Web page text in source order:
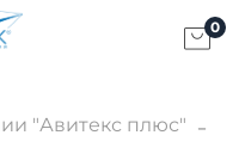
0
"Авитекс плюс"